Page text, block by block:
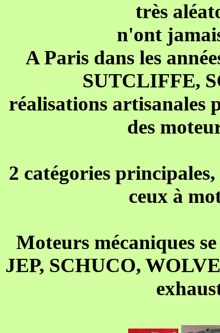
très
n'ont
A Paris dans les
SUTCLIFFE,
réalisations artisanales
des
2 catégories
ceux à
Moteurs mécaniques
JEP, SCHUCO,